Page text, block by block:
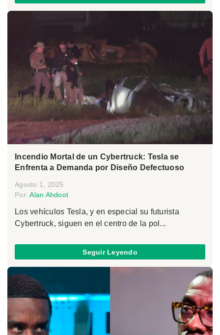
Incendio Mortal de un Cybertruck: Tesla se
Enfrenta a Demanda por Diseño Defectuoso
Agosto 1, 2025
Por:Alan Ahdoot
Los vehículos Tesla, y en especial su futurista
Cybertruck, siguen en el centro de la pol...
Seguir Leyendo